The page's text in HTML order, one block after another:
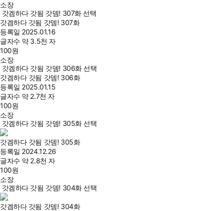
소장
갓겜하다 갓됨 갓뎀! 307화 선택
갓겜하다 갓됨 갓뎀! 307화
등록일 2025.01.16
글자수 약 3.5천 자
100원
소장
갓겜하다 갓됨 갓뎀! 306화 선택
갓겜하다 갓됨 갓뎀! 306화
등록일 2025.01.15
글자수 약 2.7천 자
100원
소장
갓겜하다 갓됨 갓뎀! 305화 선택
갓겜하다 갓됨 갓뎀! 305화
등록일 2024.12.26
글자수 약 2.8천 자
100원
소장
갓겜하다 갓됨 갓뎀! 304화 선택
갓겜하다 갓됨 갓뎀! 304화